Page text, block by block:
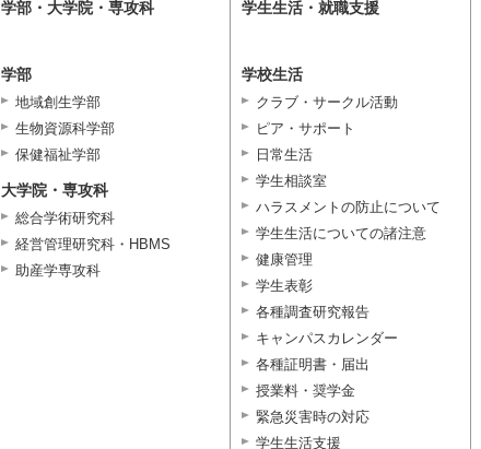
学部・大学院・専攻科
学部
地域創生学部
生物資源科学部
保健福祉学部
大学院・専攻科
総合学術研究科
経営管理研究科・HBMS
助産学専攻科
学生生活・就職支援
学校生活
クラブ・サークル活動
ピア・サポート
日常生活
学生相談室
ハラスメントの防止について
学生生活についての諸注意
健康管理
学生表彰
各種調査研究報告
キャンパスカレンダー
各種証明書・届出
授業料・奨学金
緊急災害時の対応
学生生活支援